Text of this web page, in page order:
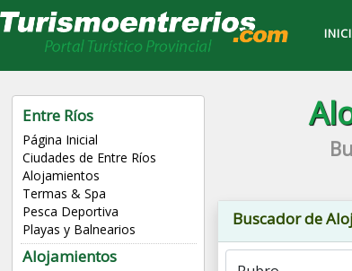
Entre Ríos
Página Inicial
Ciudades de Entre Ríos
Alojamientos
Termas & Spa
Pesca Deportiva
Playas y Balnearios
Alojamientos
Buscador de